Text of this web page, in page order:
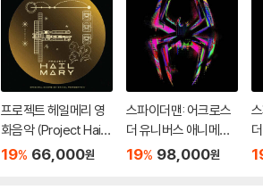
프로젝트 헤일메리 영
화음악 (Project Hail
Mary - Original Soun
19% 66,000원
스파이더맨: 어크로스
더 유니버스 애니메이
션 음악 (Spider-Man:
19% 98,000원